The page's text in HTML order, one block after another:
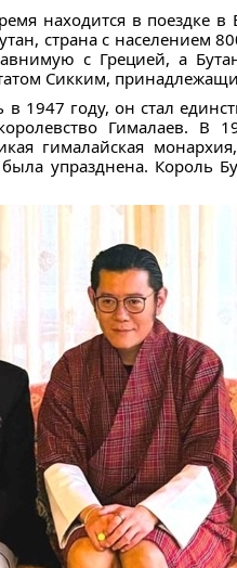
находится в поездке
страна с населением
с Грецией, а
Сикким,
в 1947 году, он стал
Гималаев. В
гималайская
упразднена. Король